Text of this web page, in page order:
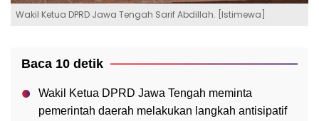
Wakil Ketua DPRD Jawa Tengah Sarif Abdillah. [Istimewa]
Baca 10 detik
Wakil Ketua DPRD Jawa Tengah meminta
pemerintah daerah melakukan langkah antisipatif